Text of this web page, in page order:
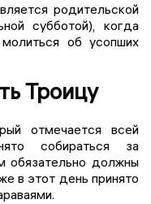
родительской
субботой), когда
об усопших
Троицу
отмечается всей
собираться за
обязательно должны
в этот день принято